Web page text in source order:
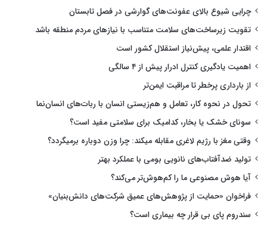
چرایی شیوع بالای عفونت‌های گوارشی در فصل تابستان
تقویت زیرساخت‌های سلامت متناسب با نیازهای مردم منطقه باشد
اقتدار علمی، پیش‌نیاز استقلال کشور است
اهمیت یادگیری کنترل ادرار پیش از ۴ سالگی
از بارداری پرخطر تا مراقبت ایمن‌تر
تحول در نحوه کار، تعامل و هم‌زیستی انسان با ربات‌های انسان‌نما
سونای خشک یا بخار، کدامیک برای سلامتی مفید است؟
وقتی مغز با رژیم لاغری مقابله میکند: چرا وزن دوباره برمیگردد؟
تولید ضدآفتاب‌های نانویی بومی با عملکرد بهتر
آیا هوش مصنوعی ما را کم‌هوش‌تر می‌کند؟
فراخوان «حمایت از پژوهش‌های عمیق شرکت‌های دانش‌بنیان»
سندروم پای بی قرار چه بیماری است؟